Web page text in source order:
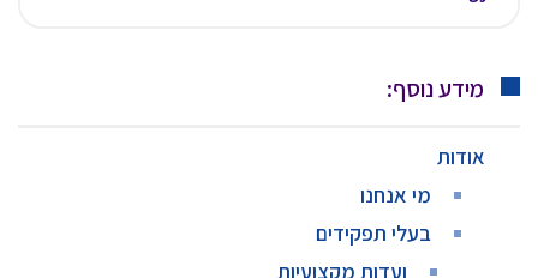
מידע נוסף:
אודות
מי אנחנו
בעלי תפקידים
ועדות מקצועיות